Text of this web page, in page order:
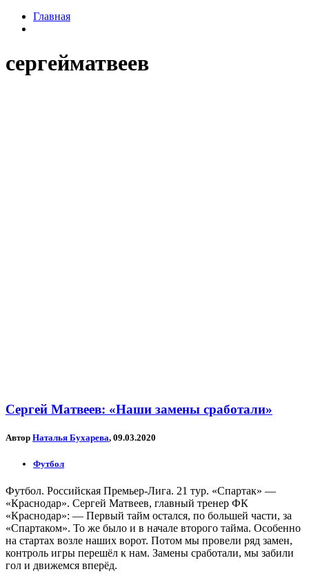
Главная
сергейматвеев
Сергей Матвеев: «Наши замены сработали»
Автор Наталья Бухарева, 09.03.2020
Футбол
Футбол. Российская Премьер-Лига. 21 тур. «Спартак» —
«Краснодар». Сергей Матвеев, главный тренер ФК
«Краснодар»: — Первый тайм остался, по большей части, за
«Спартаком». То же было и в начале второго тайма. Особенно
на стартах возле наших ворот. Потом мы провели ряд замен,
контроль игры перешёл к нам. Замены сработали, мы забили
гол и движемся вперёд.